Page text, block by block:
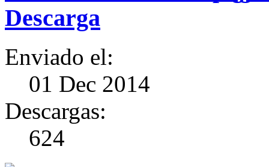
Descarga
Enviado el:
01 Dec 2014
Descargas:
624